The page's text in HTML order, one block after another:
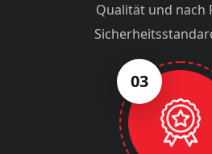
Qualität und nach
03